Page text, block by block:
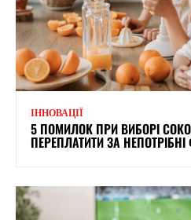
ІННОВАЦІЇ
5 ПОМИЛОК ПРИ ВИБОРІ
ПЕРЕПЛАТИТИ ЗА НЕПОТРІБНІ